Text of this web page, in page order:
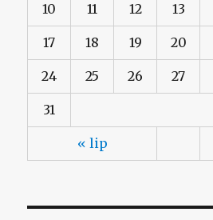
« lip
10 11 12 13
17 18 19 20
24 25 26 27
31